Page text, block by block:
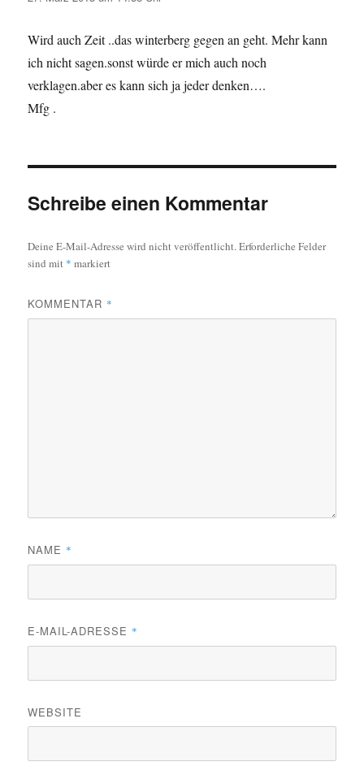
Wird auch Zeit ..das winterberg gegen an geht. Mehr kann
ich nicht sagen.sonst würde er mich auch noch
verklagen.aber es kann sich ja jeder denken….
Mfg .
Schreibe einen Kommentar
Deine E-Mail-Adresse wird nicht veröffentlicht.Erforderliche Felder
sind mit * markiert
KOMMENTAR *
NAME *
E-MAIL-ADRESSE *
WEBSITE